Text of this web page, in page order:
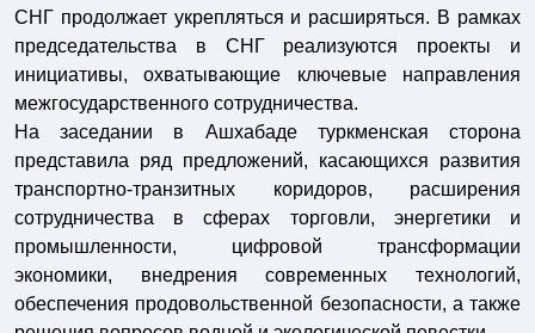
СНГ продолжает укрепляться и расширяться. В рамках
председательства в СНГ реализуются проекты и
инициативы, охватывающие ключевые направления
межгосударственного сотрудничества.
На заседании в Ашхабаде туркменская сторона
представила ряд предложений, касающихся развития
транспортно-транзитных коридоров, расширения
сотрудничества в сферах торговли, энергетики и
промышленности, цифровой трансформации
экономики, внедрения современных технологий,
обеспечения продовольственной безопасности, а также